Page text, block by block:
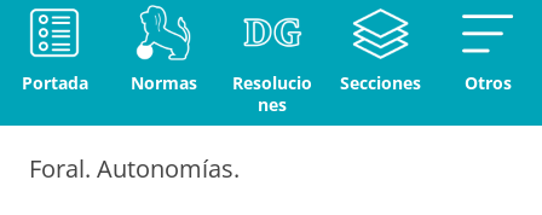
Portada Normas
Resolucio
nes
Secciones Otros
Foral. Autonomías.